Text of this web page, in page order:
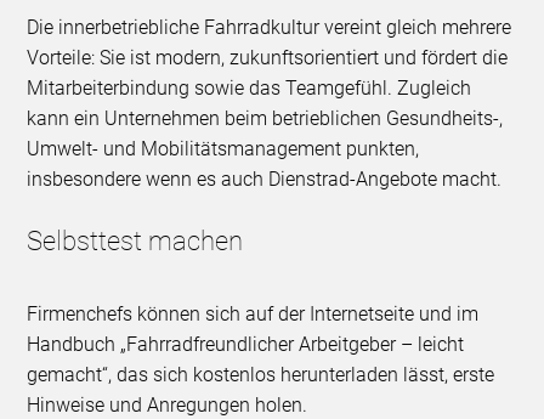
Die innerbetriebliche Fahrradkultur vereint gleich mehrere
Vorteile: Sie ist modern, zukunftsorientiert und fördert die
Mitarbeiterbindung sowie das Teamgefühl. Zugleich
kann ein Unternehmen beim betrieblichen Gesundheits-,
Umwelt- und Mobilitätsmanagement punkten,
insbesondere wenn es auch Dienstrad-Angebote macht.
Selbsttest machen
Firmenchefs können sich auf der Internetseite und im
Handbuch „Fahrradfreundlicher Arbeitgeber – leicht
gemacht“, das sich kostenlos herunterladen lässt, erste
Hinweise und Anregungen holen.